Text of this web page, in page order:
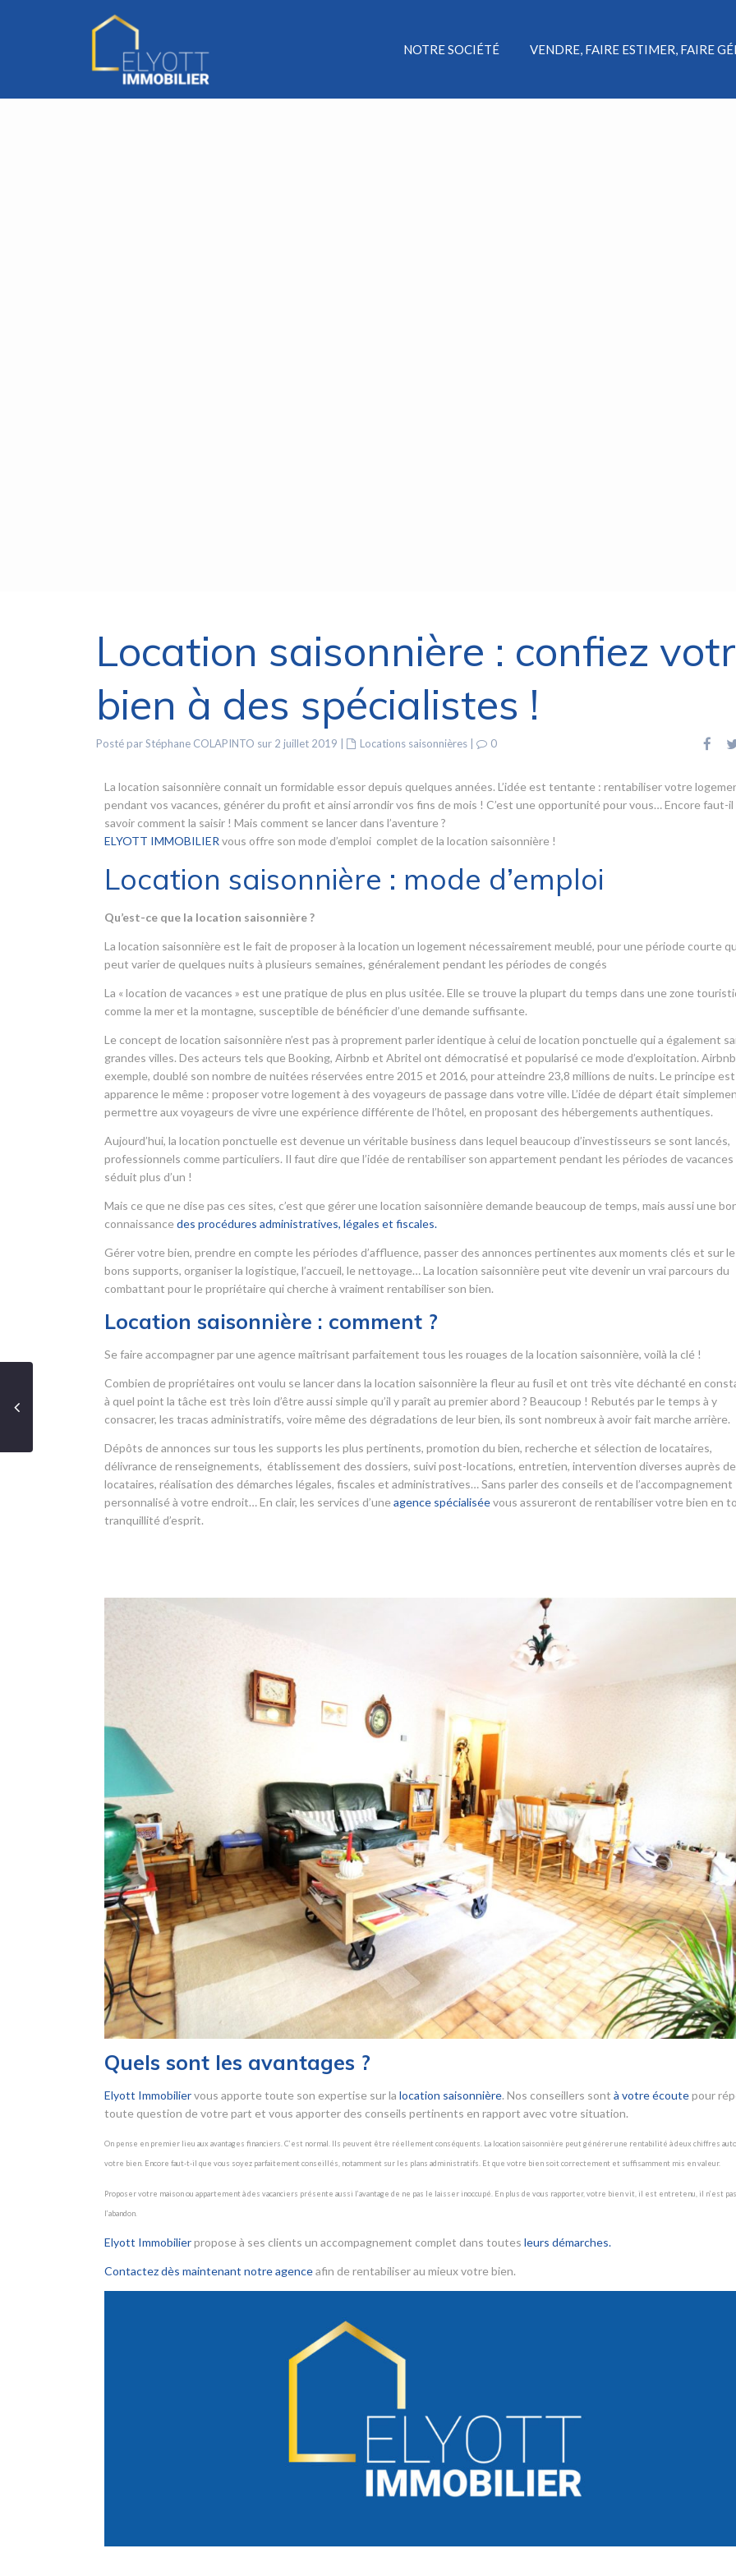
NOTRE SOCIÉTÉ VENDRE, FAIRE ESTIMER, FAIRE
Location saisonnière : confiez
bien à des spécialistes !
Posté par Stéphane COLAPINTO sur 2 juillet 2019 Locations saisonnières 0
La location saisonnière connait un formidable essor depuis quelques années. L’idée est tentante : rentabiliser votre
pendant vos vacances, générer du profit et ainsi arrondir vos fins de mois ! C’est une opportunité pour vous… Encore faut-il
savoir comment la saisir ! Mais comment se lancer dans l’aventure ?
ELYOTT IMMOBILIER vous offre son mode d’emploi complet de la location saisonnière !
Location saisonnière : mode d’emploi
Qu’est-ce que la location saisonnière ?
La location saisonnière est le fait de proposer à la location un logement nécessairement meublé, pour une période courte
peut varier de quelques nuits à plusieurs semaines, généralement pendant les périodes de congés
La « location de vacances » est une pratique de plus en plus usitée. Elle se trouve la plupart du temps dans une zone
comme la mer et la montagne, susceptible de bénéficier d’une demande suffisante.
Le concept de location saisonnière n’est pas à proprement parler identique à celui de location ponctuelle qui a également
grandes villes. Des acteurs tels que Booking, Airbnb et Abritel ont démocratisé et popularisé ce mode d’exploitation. Airbnb
exemple, doublé son nombre de nuitées réservées entre 2015 et 2016, pour atteindre 23,8 millions de nuits. Le principe
apparence le même : proposer votre logement à des voyageurs de passage dans votre ville. L’idée de départ était
permettre aux voyageurs de vivre une expérience différente de l’hôtel, en proposant des hébergements authentiques.
Aujourd’hui, la location ponctuelle est devenue un véritable business dans lequel beaucoup d’investisseurs se sont lancés,
professionnels comme particuliers. Il faut dire que l’idée de rentabiliser son appartement pendant les périodes de vacances
séduit plus d’un !
Mais ce que ne dise pas ces sites, c’est que gérer une location saisonnière demande beaucoup de temps, mais aussi une
connaissance des procédures administratives, légales et fiscales.
Gérer votre bien, prendre en compte les périodes d’affluence, passer des annonces pertinentes aux moments clés et sur
bons supports, organiser la logistique, l’accueil, le nettoyage… La location saisonnière peut vite devenir un vrai parcours du
combattant pour le propriétaire qui cherche à vraiment rentabiliser son bien.
Location saisonnière : comment ?
Se faire accompagner par une agence maîtrisant parfaitement tous les rouages de la location saisonnière, voilà la clé !
Combien de propriétaires ont voulu se lancer dans la location saisonnière la fleur au fusil et ont très vite déchanté en
à quel point la tâche est très loin d’être aussi simple qu’il y paraît au premier abord ? Beaucoup ! Rebutés par le temps à y
consacrer, les tracas administratifs, voire même des dégradations de leur bien, ils sont nombreux à avoir fait marche arrière.
Dépôts de annonces sur tous les supports les plus pertinents, promotion du bien, recherche et sélection de locataires,
délivrance de renseignements, établissement des dossiers, suivi post-locations, entretien, intervention diverses auprès
locataires, réalisation des démarches légales, fiscales et administratives… Sans parler des conseils et de l’accompagnement
personnalisé à votre endroit… En clair, les services d’une agence spécialiséevous assureront de rentabiliser votre bien en
tranquillité d’esprit.
Quels sont les avantages ?
Elyott Immobiliervous apporte toute son expertise sur la location saisonnière. Nos conseillers sont à votre écoutepour
toute question de votre part et vous apporter des conseils pertinents en rapport avec votre situation.
On pense en premier lieu aux avantages financiers. C’est normal. Ils peuvent être réellement conséquents. La location saisonnière peut générer une rentabilité à deux chiffres
votre bien. Encore faut-t-il que vous soyez parfaitement conseillés, notamment sur les plans administratifs. Et que votre bien soit correctement et suffisamment mis en valeur.
Proposer votre maison ou appartement à des vacanciers présente aussi l’avantage de ne pas le laisser inoccupé. En plus de vous rapporter, votre bien vit, il est entretenu, il n’est
l’abandon.
Elyott Immobilierpropose à ses clients un accompagnement complet dans toutes leurs démarches.
Contactez dès maintenant notre agenceafin de rentabiliser au mieux votre bien.